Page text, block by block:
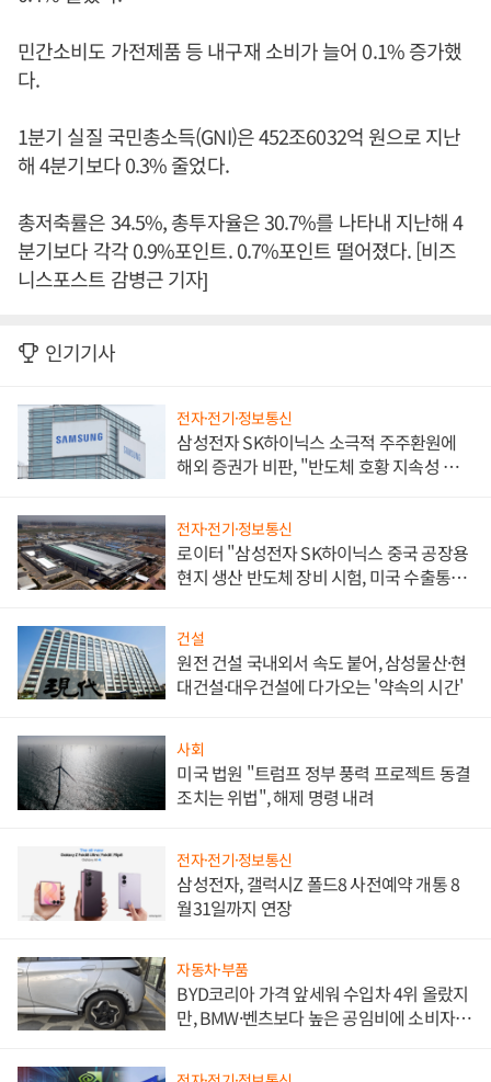
민간소비도 가전제품 등 내구재 소비가 늘어 0.1% 증가했
다.
1분기 실질 국민총소득(GNI)은 452조6032억 원으로 지난
해 4분기보다 0.3% 줄었다.
총저축률은 34.5%, 총투자율은 30.7%를 나타내 지난해 4
분기보다 각각 0.9%포인트. 0.7%포인트 떨어졌다. [비즈
니스포스트 감병근 기자]
인기기사
전자·전기·정보통신
삼성전자 SK하이닉스 소극적 주주환원에
해외 증권가 비판, "반도체 호황 지속성 의
전자·전기·정보통신
로이터 "삼성전자 SK하이닉스 중국 공장용
현지 생산 반도체 장비 시험, 미국 수출통제
건설
원전 건설 국내외서 속도 붙어, 삼성물산·현
대건설·대우건설에 다가오는 '약속의 시간'
사회
미국 법원 "트럼프 정부 풍력 프로젝트 동결
조치는 위법", 해제 명령 내려
전자·전기·정보통신
삼성전자, 갤럭시Z 폴드8 사전예약 개통 8
월31일까지 연장
자동차·부품
BYD코리아 가격 앞세워 수입차 4위 올랐지
만, BMW·벤츠보다 높은 공임비에 소비자